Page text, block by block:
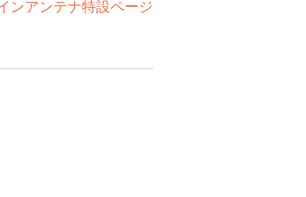
ンアンテナ特設ページ